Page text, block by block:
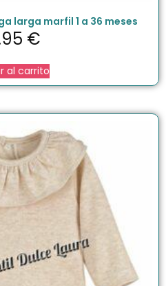
larga marfil 1 a 36 meses
€
al carrito